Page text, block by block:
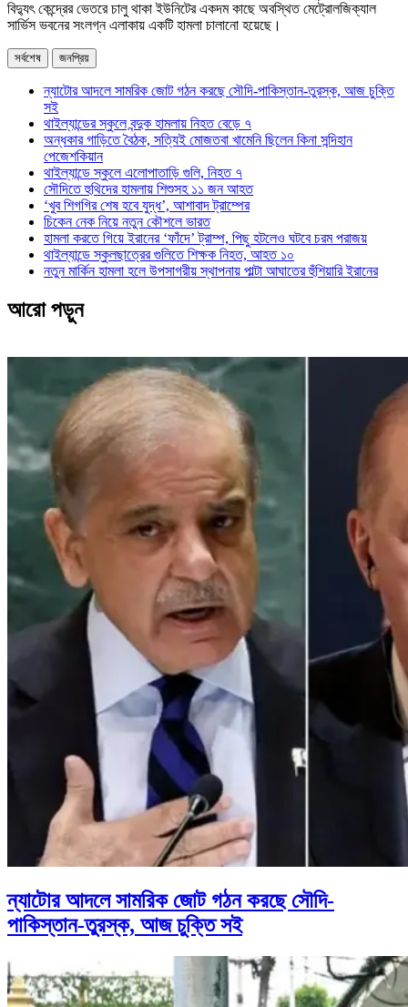
বিদ্যুৎ কেন্দ্রের ভেতরে চালু থাকা ইউনিটের একদম কাছে অবস্থিত মেট্রোলজিক্যাল
সার্ভিস ভবনের সংলগ্ন এলাকায় একটি হামলা চালানো হয়েছে।
সর্বশেষ জনপ্রিয়
ন্যাটোর আদলে সামরিক জোট গঠন করছে সৌদি-পাকিস্তান-তুরস্ক, আজ চুক্তি
সই
থাইল্যান্ডের স্কুলে বন্দুক হামলায় নিহত বেড়ে ৭
অন্ধকার গাড়িতে বৈঠক, সত্যিই মোজতবা খামেনি ছিলেন কিনা সন্দিহান
পেজেশকিয়ান
থাইল্যান্ডে স্কুলে এলোপাতাড়ি গুলি, নিহত ৭
সৌদিতে হুথিদের হামলায় শিশুসহ ১১ জন আহত
‘খুব শিগগির শেষ হবে যুদ্ধ’, আশাবাদ ট্রাম্পের
চিকেন নেক নিয়ে নতুন কৌশলে ভারত
হামলা করতে গিয়ে ইরানের ‘ফাঁদে’ ট্রাম্প, পিছু হটলেও ঘটবে চরম পরাজয়
থাইল্যান্ডে স্কুলছাত্রের গুলিতে শিক্ষক নিহত, আহত ১০
নতুন মার্কিন হামলা হলে উপসাগরীয় স্থাপনায় পাল্টা আঘাতের হুঁশিয়ারি ইরানের
আরো পড়ুন
ন্যাটোর আদলে সামরিক জোট গঠন করছে সৌদি-
পাকিস্তান-তুরস্ক, আজ চুক্তি সই